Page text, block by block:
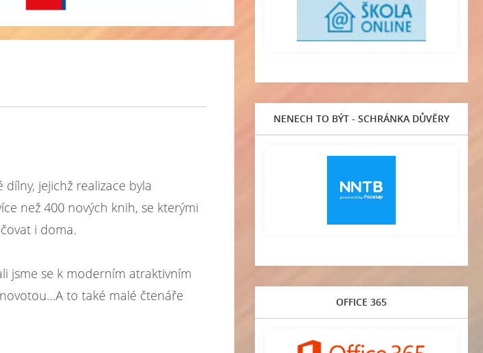
jejichž realizace byla
než 400 nových knih, se kterými
i doma.
jsme se k moderním atraktivním
to také malé čtenáře
NENECH TO BÝT - SCHRÁNKA DŮVĚRY
OFFICE 365